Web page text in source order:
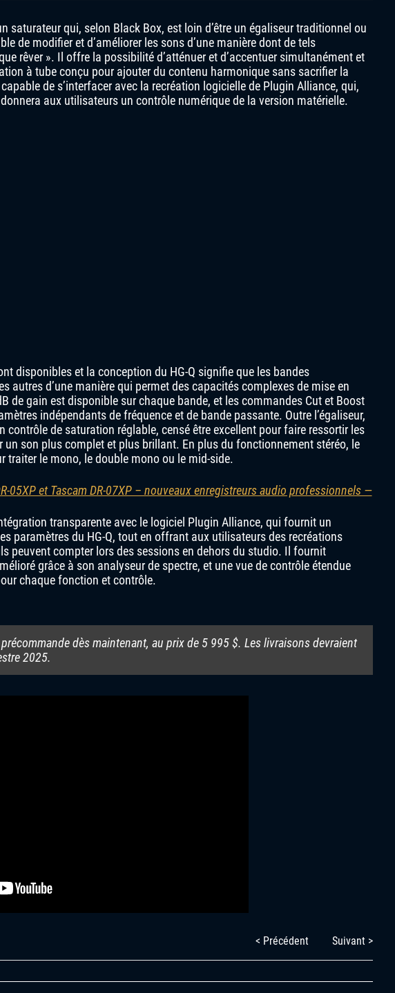
saturateur qui, selon Black Box, est loin d’être un égaliseur traditionnel ou
de modifier et d’améliorer les sons d’une manière dont de tels
rêver ». Il offre la possibilité d’atténuer et d’accentuer simultanément et
à tube conçu pour ajouter du contenu harmonique sans sacrifier la
de s’interfacer avec la recréation logicielle de Plugin Alliance, qui,
aux utilisateurs un contrôle numérique de la version matérielle.
disponibles et la conception du HG-Q signifie que les bandes
autres d’une manière qui permet des capacités complexes de mise en
de gain est disponible sur chaque bande, et les commandes Cut et Boost
indépendants de fréquence et de bande passante. Outre l’égaliseur,
contrôle de saturation réglable, censé être excellent pour faire ressortir les
un son plus complet et plus brillant. En plus du fonctionnement stéréo, le
traiter le mono, le double mono ou le mid-side.
05XP et Tascam DR-07XP – nouveaux enregistreurs audio professionnels —
transparente avec le logiciel Plugin Alliance, qui fournit un
paramètres du HG-Q, tout en offrant aux utilisateurs des recréations
peuvent compter lors des sessions en dehors du studio. Il fournit
grâce à son analyseur de spectre, et une vue de contrôle étendue
chaque fonction et contrôle.
dès maintenant, au prix de 5 995 $. Les livraisons devraient
2025.
< Précédent Suivant >